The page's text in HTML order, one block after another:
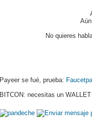
No quieres
Payeer se fué, prueba:
BITCON: necesitas un